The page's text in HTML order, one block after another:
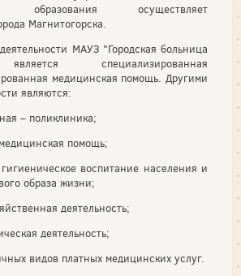
образования осуществляет
Магнитогорска.
МАУЗ "Городская больница
специализированная
медицинская помощь. Другими
являются:
– поликлиника;
помощь;
воспитание населения и
образа жизни;
деятельность;
деятельность;
видов платных медицинских услуг.